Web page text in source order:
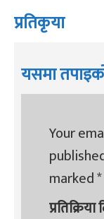
प्रतिकृया
यसमा
Your
marked*